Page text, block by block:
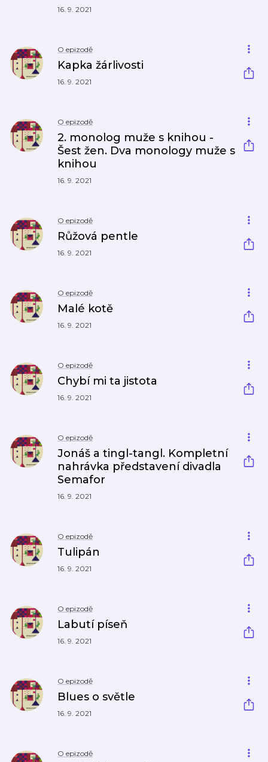
16. 9. 2021
O epizodě
Kapka žárlivosti
16. 9. 2021
O epizodě
2. monolog muže s knihou -
Šest žen. Dva monology muže s
knihou
16. 9. 2021
O epizodě
Růžová pentle
16. 9. 2021
O epizodě
Malé kotě
16. 9. 2021
O epizodě
Chybí mi ta jistota
16. 9. 2021
O epizodě
Jonáš a tingl-tangl. Kompletní
nahrávka představení divadla
Semafor
16. 9. 2021
O epizodě
Tulipán
16. 9. 2021
O epizodě
Labutí píseň
16. 9. 2021
O epizodě
Blues o světle
16. 9. 2021
O epizodě